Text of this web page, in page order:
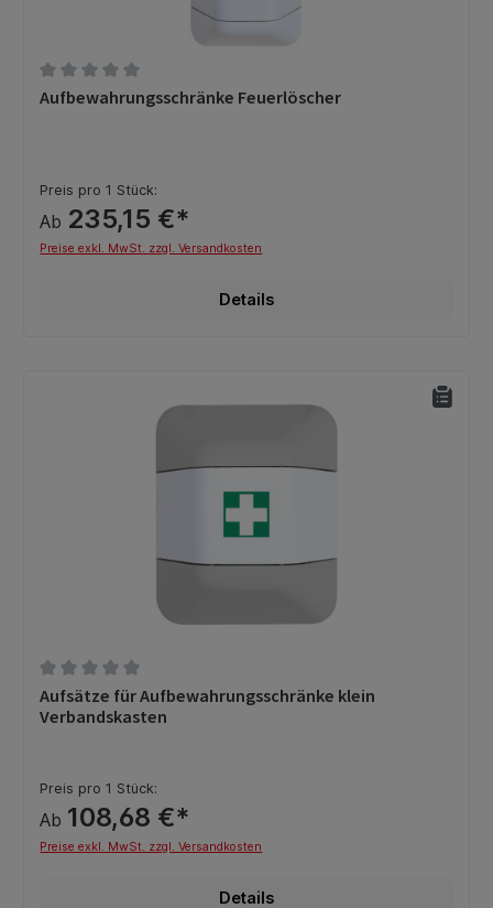
Durchschnittliche Bewertung von 0 von 5 Sternen
Aufbewahrungsschränke Feuerlöscher
Preis pro 1 Stück:
Ab 235,15 €*
Preise exkl. MwSt. zzgl. Versandkosten
Details
Durchschnittliche Bewertung von 0 von 5 Sternen
Aufsätze für Aufbewahrungsschränke klein
Verbandskasten
Preis pro 1 Stück:
Ab 108,68 €*
Preise exkl. MwSt. zzgl. Versandkosten
Details